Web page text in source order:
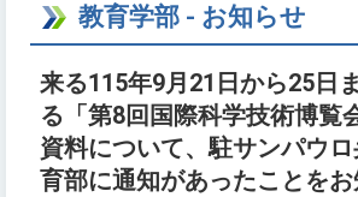
教育学部 - お知らせ
来る115年9月21日から25日
る「第8回国際科学技術博覧
資料について、駐サンパウ
育部に通知があったことをお